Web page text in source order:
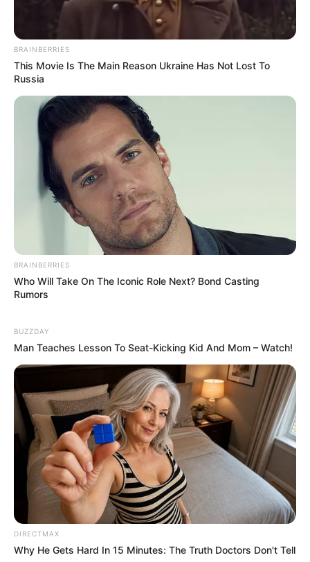
akkor miért nem támadják őt is ugyanúgy?
Felföldi válasza egyszerű volt, mégis gyomrosként
hatott sokakra: szerinte
önerő.
A debreceni üzletember azt állítja, hogy míg
egyesek valódi piaci teljesítménnyel, sokéves
munkával és kockázattal jutnak vagyonhoz, addig
mások — ide sorolva Hajdú Pétert és körét is —
olyan rendszer kedvezményezettjei, ahol a siker és
a pénz nincs arányban a valós értékteremtéssel.
Túláraztott megbízások,
indokolatlan kifizetések,
vádakat fogalmazott meg
Felföldi József levelében nem finomkodott:
hosszasan sorolta, milyen jelenségek vezettek oda,
hogy a magyar társadalom egy részében óriási
indulatokat vált ki a luxus látványa. Szerinte az
emberek nem az 5 milliós órát irigylik, hanem azt
érzik, hogy:
– bizonyos szereplők olyan pénzekből élnek
fényűzően,– amelyek végső soron a közpénzek
„elszivárgásából” származnak,– miközben az
BRAINBERRIES
This Movie Is The Main Reason Ukraine Has Not Lost To
Russia
BRAINBERRIES
Who Will Take On The Iconic Role Next? Bond Casting
Rumors
BUZZDAY
Man Teaches Lesson To Seat-Kicking Kid And Mom – Watch!
DIRECTMAX
Why He Gets Hard In 15 Minutes: The Truth Doctors Don't Tell